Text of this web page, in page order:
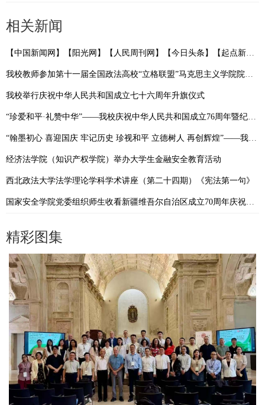
相关新闻
【中国新闻网】【阳光网】【人民周刊网】【今日头条】【起点新闻】【三秦都市报】西安市中级人民法院与西北政法大学联合建立涉外法治人才协同培养基地
我校教师参加第十一届全国政法高校“立格联盟”马克思主义学院院长论坛暨铸牢中华民族共同体意识与新时代边疆治理学术研讨会
我校举行庆祝中华人民共和国成立七十六周年升旗仪式
“珍爱和平·礼赞中华”——我校庆祝中华人民共和国成立76周年暨纪念抗战胜利80周年摄影作品展开展
“翰墨初心 喜迎国庆 牢记历史 珍视和平 立德树人 再创辉煌”——我校庆祝中华人民共和国成立76周年书画作品展开幕
经济法学院（知识产权学院）举办大学生金融安全教育活动
西北政法大学法学理论学科学术讲座（第二十四期）《宪法第一句》
国家安全学院党委组织师生收看新疆维吾尔自治区成立70周年庆祝大会
精彩图集